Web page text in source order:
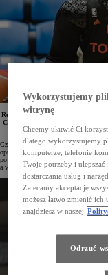
Robot-koszykarz Toyoty po raz
CUE trafiła do kosza z blisko 25
Czym jest CUE? To seria robotów do
opracowaniem inżynierowie Toyoty
po godzinach. Kolejne ewolucje robota
a władze Toyoty już w 2018 roku
Wykorzystujemy
witrynę
Chcemy ułatwić Ci
dlatego wykorzystujemy
komputerze, telefonie
Twoje potrzeby i
dostarczania usług i
Zalecamy akceptację
możesz łatwo zmienić ich
znajdziesz w naszej
Odrzuć